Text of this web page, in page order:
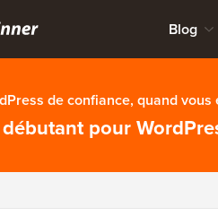
Blog
de confiance, quand
pour